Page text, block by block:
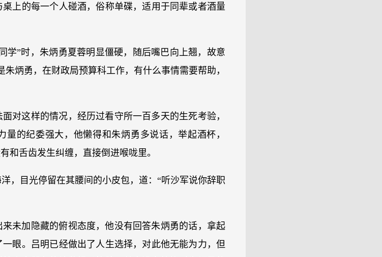
上的每一个人碰酒，俗称单碟，适用于同辈或者酒量
学”时，朱炳勇夏蓉明显僵硬，随后嘴巴向上翘，故意
炳勇，在财政局预算科工作，有什么事情需要帮助，
对这样的情况，经历过看守所一百多天的生死考验，
的纪委强大，他懒得和朱炳勇多说话，举起酒杯，
和舌齿发生纠缠，直接倒进喉咙里。
，目光停留在其腰间的小皮包，道：“听沙军说你辞职
未加隐藏的俯视态度，他没有回答朱炳勇的话，拿起
眼。吕明已经做出了人生选择，对此他无能为力，但